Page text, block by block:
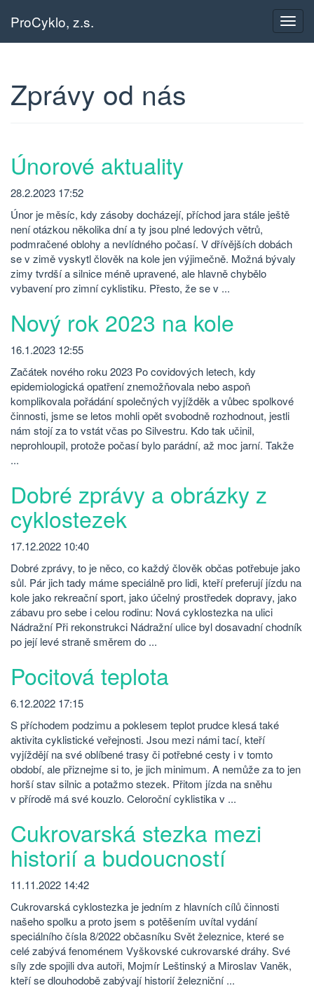
ProCyklo, z.s.
Zprávy od nás
Únorové aktuality
28.2.2023 17:52
Únor je měsíc, kdy zásoby docházejí, příchod jara stále ještě
není otázkou několika dní a ty jsou plné ledových větrů,
podmračené oblohy a nevlídného počasí. V dřívějších dobách
se v zimě vyskytl člověk na kole jen výjimečně. Možná bývaly
zimy tvrdší a silnice méně upravené, ale hlavně chybělo
vybavení pro zimní cyklistiku. Přesto, že se v ...
Nový rok 2023 na kole
16.1.2023 12:55
Začátek nového roku 2023 Po covidových letech, kdy
epidemiologická opatření znemožňovala nebo aspoň
komplikovala pořádání společných vyjížděk a vůbec spolkové
činnosti, jsme se letos mohli opět svobodně rozhodnout, jestli
nám stojí za to vstát včas po Silvestru. Kdo tak učinil,
neprohloupil, protože počasí bylo parádní, až moc jarní. Takže
...
Dobré zprávy a obrázky z
cyklostezek
17.12.2022 10:40
Dobré zprávy, to je něco, co každý člověk občas potřebuje jako
sůl. Pár jich tady máme speciálně pro lidi, kteří preferují jízdu na
kole jako rekreační sport, jako účelný prostředek dopravy, jako
zábavu pro sebe i celou rodinu: Nová cyklostezka na ulici
Nádražní Při rekonstrukci Nádražní ulice byl dosavadní chodník
po její levé straně směrem do ...
Pocitová teplota
6.12.2022 17:15
S příchodem podzimu a poklesem teplot prudce klesá také
aktivita cyklistické veřejnosti. Jsou mezi námi tací, kteří
vyjíždějí na své oblíbené trasy či potřebné cesty i v tomto
období, ale přiznejme si to, je jich minimum. A nemůže za to jen
horší stav silnic a potažmo stezek. Přitom jízda na sněhu
v přírodě má své kouzlo. Celoroční cyklistika v ...
Cukrovarská stezka mezi
historií a budoucností
11.11.2022 14:42
Cukrovarská cyklostezka je jedním z hlavních cílů činnosti
našeho spolku a proto jsem s potěšením uvítal vydání
speciálního čísla 8/2022 občasníku Svět železnice, které se
celé zabývá fenoménem Vyškovské cukrovarské dráhy. Své
síly zde spojili dva autoři, Mojmír Leštinský a Miroslav Vaněk,
kteří se dlouhodobě zabývají historií železniční ...